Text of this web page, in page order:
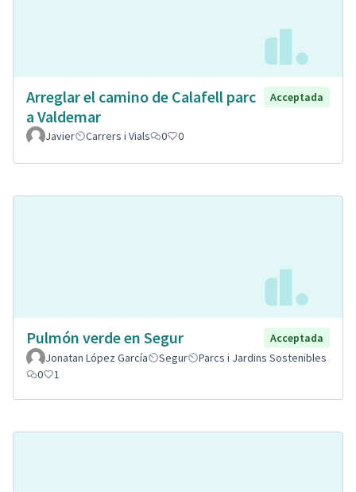
Arreglar el camino de Calafell parc
a Valdemar
Acceptada
Javier Carrers i Vials 0 0
Pulmón verde en Segur
Acceptada
Jonatan López García
Segur
Parcs i Jardins Sostenibles
0
1